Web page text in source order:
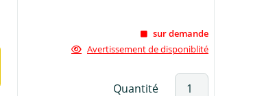
sur demande
Avertissement de disponiblité
Quantité